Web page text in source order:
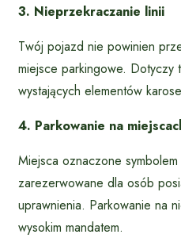
3. Nieprzekraczanie linii
Twój pojazd nie powinien
miejsce parkingowe. Dotyczy
wystających elementów
4. Parkowanie na
Miejsca oznaczone
zarezerwowane dla osób
uprawnienia. Parkowanie na
wysokim mandatem.